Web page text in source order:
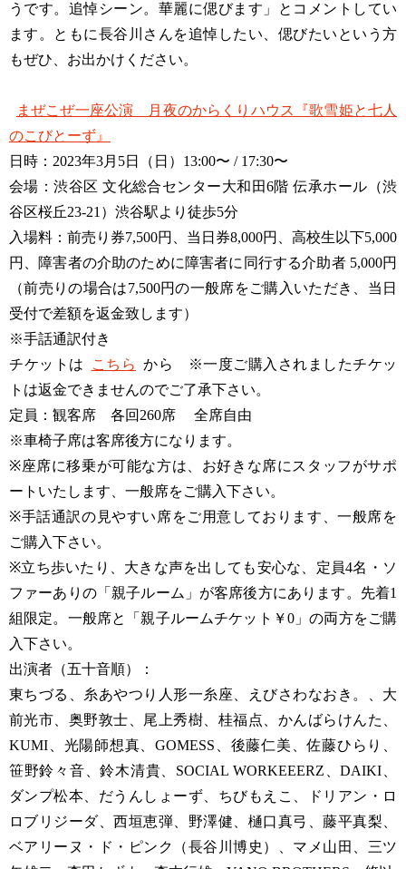
うです。追悼シーン。華麗に偲びます」とコメントしてい
ます。ともに長谷川さんを追悼したい、偲びたいという方
もぜひ、お出かけください。
まぜこぜ一座公演 月夜のからくりハウス『歌雪姫と七人
のこびとーず』
日時：2023年3月5日（日）13:00〜 / 17:30〜
会場：渋谷区 文化総合センター大和田6階 伝承ホール（渋
谷区桜丘23-21）渋谷駅より徒歩5分
入場料：前売り券7,500円、当日券8,000円、高校生以下5,000
円、障害者の介助のために障害者に同行する介助者 5,000円
（前売りの場合は7,500円の一般席をご購入いただき、当日
受付で差額を返金致します）
※手話通訳付き
チケットは
こちら から ※一度ご購入されましたチケッ
トは返金できませんのでご了承下さい。
定員：観客席 各回260席 全席自由
※車椅子席は客席後方になります。
※座席に移乗が可能な方は、お好きな席にスタッフがサポ
ートいたします、一般席をご購入下さい。
※手話通訳の見やすい席をご用意しております、一般席を
ご購入下さい。
※立ち歩いたり、大きな声を出しても安心な、定員4名・ソ
ファーありの「親子ルーム」が客席後方にあります。先着1
組限定。一般席と「親子ルームチケット￥0」の両方をご購
入下さい。
出演者（五十音順）：
東ちづる、糸あやつり人形一糸座、えびさわなおき。、大
前光市、奥野敦士、尾上秀樹、桂福点、かんばらけんた、
KUMI、光陽師想真、GOMESS、後藤仁美、佐藤ひらり、
笹野鈴々音、鈴木清貴、SOCIAL WORKEEERZ、DAIKI、
ダンプ松本、だうんしょーず、ちびもえこ、ドリアン・ロ
ロブリジーダ、西垣恵弾、野澤健、樋口真弓、藤平真梨、
ベアリーヌ・ド・ピンク（長谷川博史）、マメ山田、三ツ